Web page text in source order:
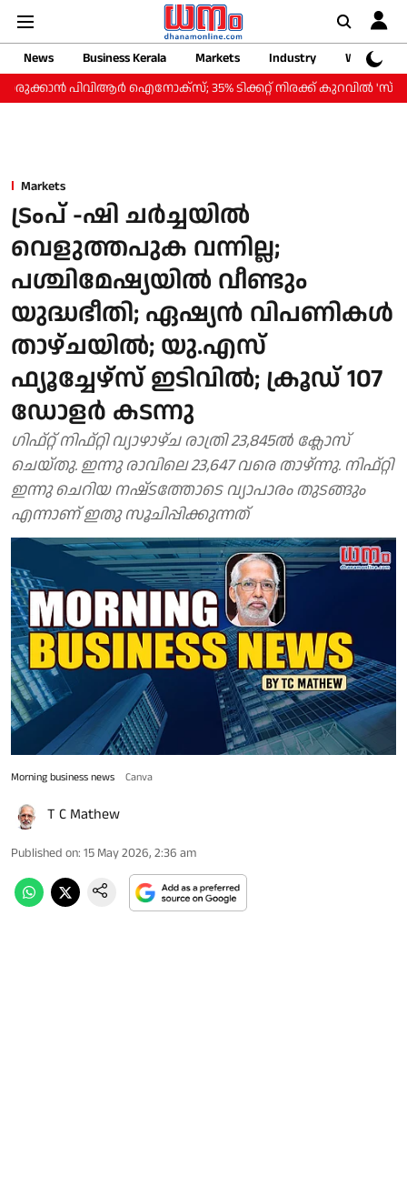
News Business Kerala Markets Industry
Web
പിവിആര്‍ ഐനോക്‌സ്; 35% ടിക്കറ്റ് നിരക്ക് കുറവില്‍ 'സ്മാര്‍ട്ട്
Markets
ട്രംപ് -ഷി ചർച്ചയിൽ
വെളുത്തപുക വന്നില്ല;
പശ്ചിമേഷ്യയിൽ വീണ്ടും
യുദ്ധഭീതി; ഏഷ്യൻ വിപണികൾ
താഴ്ചയിൽ; യു.എസ്
ഫ്യൂച്ചേഴ്‌സ് ഇടിവിൽ; ക്രൂഡ് 107
ഡോളർ കടന്നു
ഗിഫ്റ്റ് നിഫ്റ്റി വ്യാഴാഴ്ച രാത്രി 23,845ൽ ക്ലോസ്
ചെയ്തു. ഇന്നു രാവിലെ 23,647 വരെ താഴ്ന്നു. നിഫ്റ്റി
ഇന്നു ചെറിയ നഷ്‌ടത്തോടെ വ്യാപാരം തുടങ്ങും
എന്നാണ് ഇതു സൂചിപ്പിക്കുന്നത്
Morning business news Canva
T C Mathew
Published on: 15 May 2026, 2:36 am